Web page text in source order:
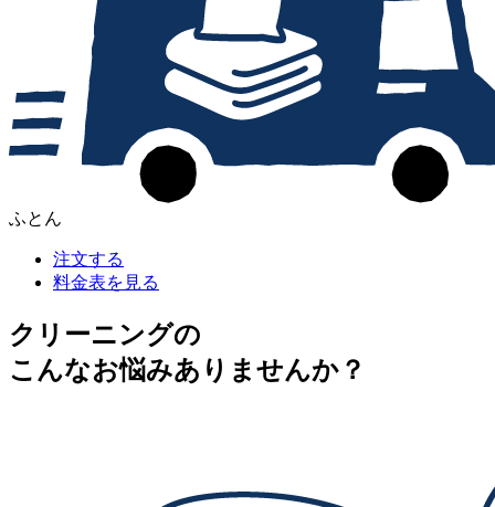
ふとん
注文する
料金表を見る
クリーニングの
こんなお悩みありませんか？